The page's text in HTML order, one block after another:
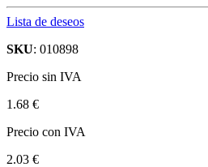
Lista de deseos
SKU: 010898
Precio sin IVA
1.68 €
Precio con IVA
2.03 €